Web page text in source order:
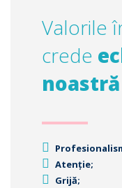
Valorile
crede
noastră
Atenție;
Grijă;